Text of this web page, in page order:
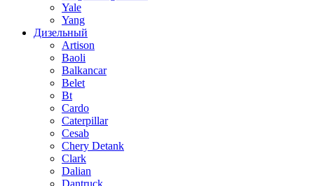
Yale
Yang
Дизельный
Artison
Baoli
Balkancar
Belet
Bt
Cardo
Caterpillar
Cesab
Chery Detank
Clark
Dalian
Dantruck